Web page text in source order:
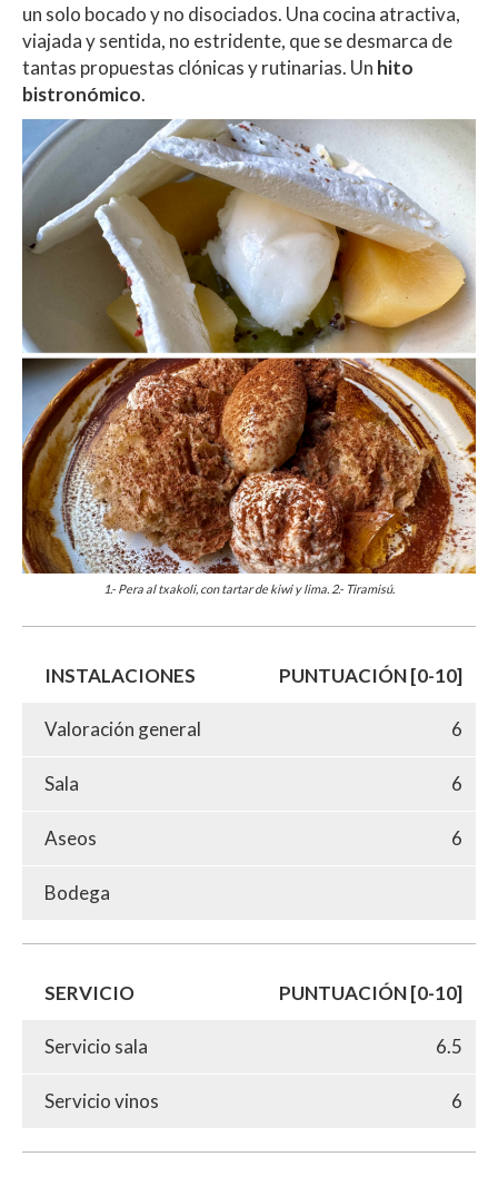
un solo bocado y no disociados. Una cocina atractiva,
viajada y sentida, no estridente, que se desmarca de
tantas propuestas clónicas y rutinarias. Un hito
bistronómico.
1.- Pera al txakoli, con tartar de kiwi y lima. 2.- Tiramisú.
INSTALACIONES PUNTUACIÓN [0-10]
Valoración general 6
Sala 6
Aseos 6
Bodega
SERVICIO PUNTUACIÓN [0-10]
Servicio sala 6.5
Servicio vinos 6